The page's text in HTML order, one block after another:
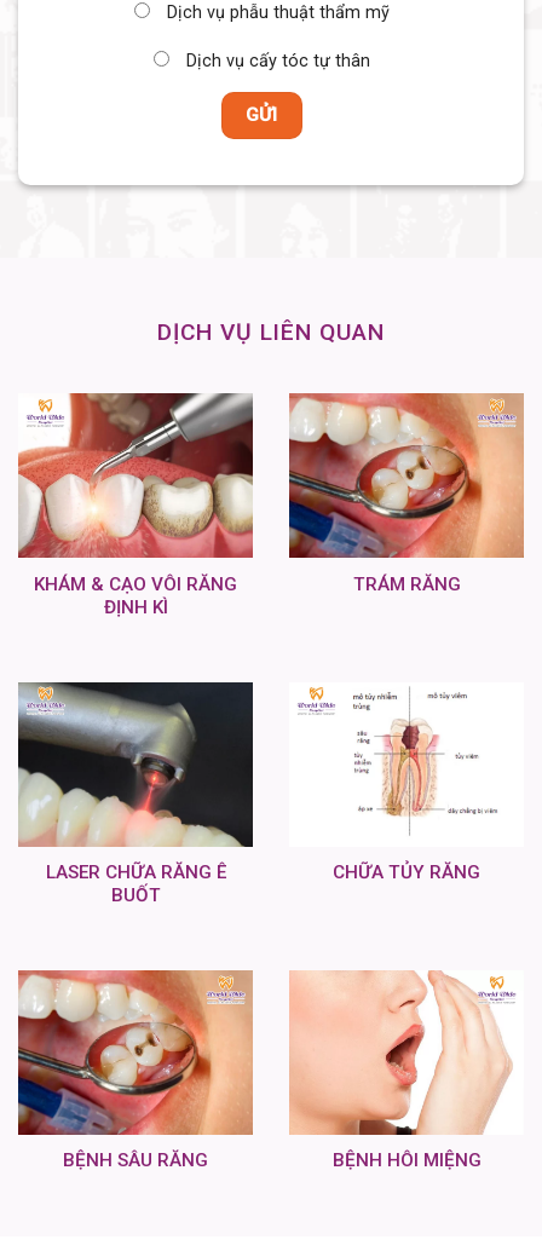
Dịch vụ phẫu thuật thẩm mỹ
Dịch vụ cấy tóc tự thân
DỊCH VỤ LIÊN QUAN
KHÁM & CẠO VÔI RĂNG
ĐỊNH KÌ
TRÁM RĂNG
LASER CHỮA RĂNG Ê
BUỐT
CHỮA TỦY RĂNG
BỆNH SÂU RĂNG BỆNH HÔI MIỆNG